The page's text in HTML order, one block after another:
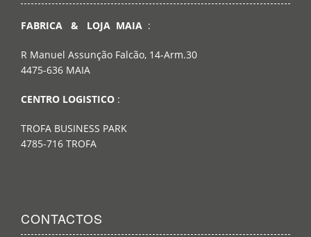
FABRICA & LOJA MAIA :
R Manuel Assunção Falcão, 14-Arm.30
4475-636 MAIA
CENTRO LOGISTICO :
TROFA BUSINESS PARK
4785-716 TROFA
CONTACTOS